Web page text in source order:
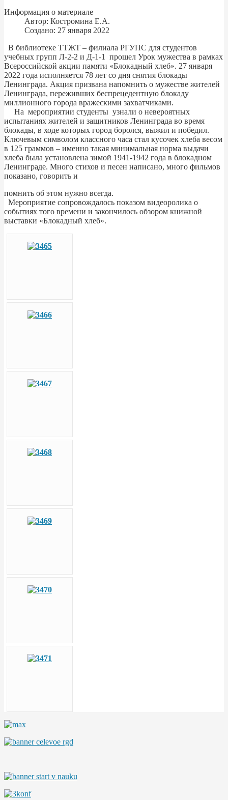
Информация о материале
Автор: Костромина Е.А.
Создано: 27 января 2022
В библиотеке ТТЖТ – филиала РГУПС для студентов
учебных групп Л-2-2 и Д-1-1 прошел Урок мужества в рамках
Всероссийской акции памяти «Блокадный хлеб». 27 января
2022 года исполняется 78 лет со дня снятия блокады
Ленинграда. Акция призвана напомнить о мужестве жителей
Ленинграда, переживших беспрецедентную блокаду
миллионного города вражескими захватчиками.
На мероприятии студенты узнали о невероятных
испытаниях жителей и защитников Ленинграда во время
блокады, в ходе которых город боролся, выжил и победил.
Ключевым символом классного часа стал кусочек хлеба весом
в 125 граммов – именно такая минимальная норма выдачи
хлеба была установлена зимой 1941-1942 года в блокадном
Ленинграде. Много стихов и песен написано, много фильмов
показано, говорить и
помнить об этом нужно всегда.
Мероприятие сопровождалось показом видеоролика о
событиях того времени и закончилось обзором книжной
выставки «Блокадный хлеб».